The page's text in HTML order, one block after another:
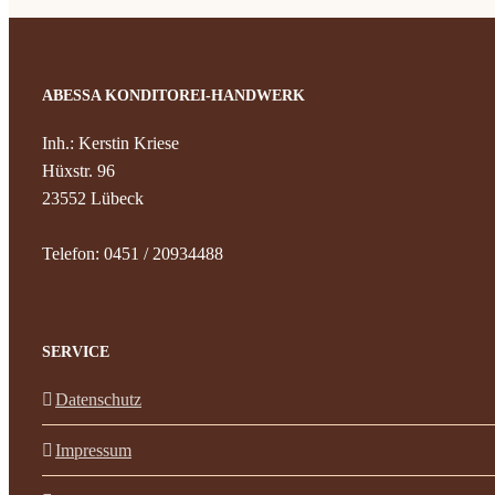
ABESSA KONDITOREI-HANDWERK
Inh.: Kerstin Kriese
Hüxstr. 96
23552 Lübeck
Telefon: 0451 / 20934488
SERVICE
Datenschutz
Impressum